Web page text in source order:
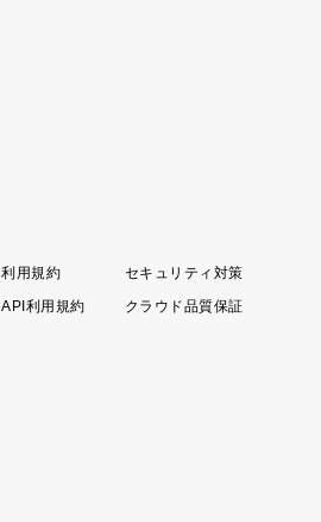
利用規約
API利用規約
セキュリティ対策
クラウド品質保証